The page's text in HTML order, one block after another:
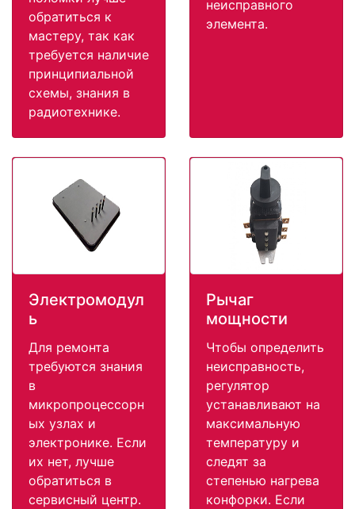
обратиться к
мастеру, так как
требуется наличие
принципиальной
схемы, знания в
радиотехнике.
неисправного
элемента.
Электромодул
ь
Для ремонта
требуются знания
в
микропроцессорн
ых узлах и
электронике. Если
их нет, лучше
обратиться в
сервисный центр.
Рычаг
мощности
Чтобы определить
неисправность,
регулятор
устанавливают на
максимальную
температуру и
следят за
степенью нагрева
конфорки. Если